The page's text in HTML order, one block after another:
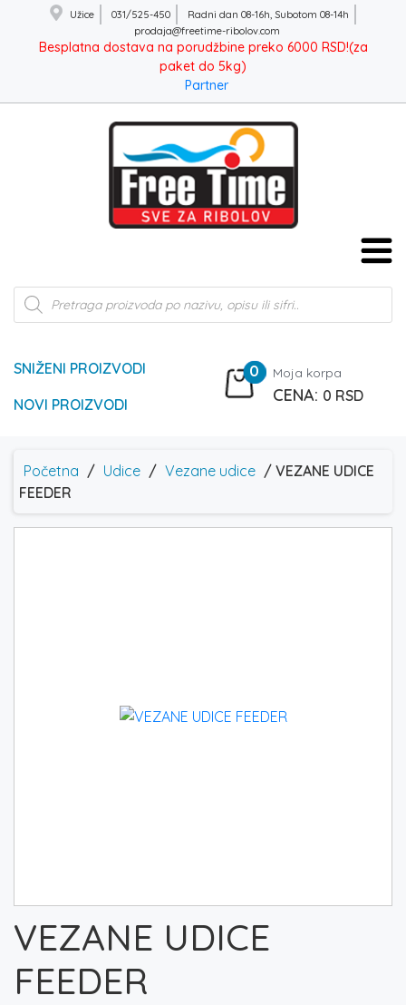
Užice 031/525-450
Radni dan 08-16h, Subotom 08-14h
prodaja@freetime-ribolov.com
Besplatna dostava na porudžbine preko 6000 RSD!(za
paket do 5kg)
Partner
Products
search
SNIŽENI PROIZVODI
NOVI PROIZVODI
0 Moja korpa
0 RSD
Početna / Udice / Vezane udice / VEZANE UDICE
FEEDER
VEZANE UDICE
FEEDER